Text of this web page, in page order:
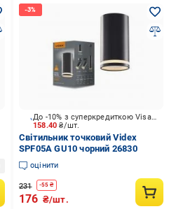
158.40₴/шт.
До -10% з суперкредиткою Visa Вигода
Світильник точковий Videx
SPF05A GU10 чорний 26830
оцінити
231 -55 ₴
176 ₴/шт.